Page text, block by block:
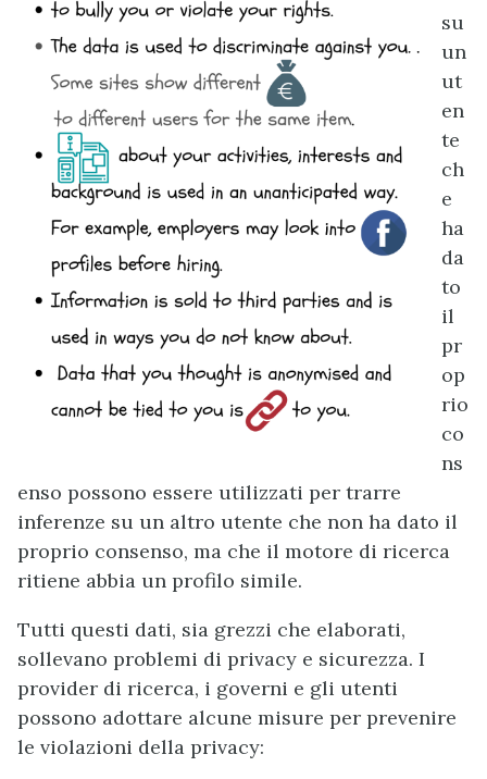
su
un
ut
en
te
ch
e
ha
da
to
il
pr
op
rio
co
ns
enso possono essere utilizzati per trarre
inferenze su un altro utente che non ha dato il
proprio consenso, ma che il motore di ricerca
ritiene abbia un profilo simile.
Tutti questi dati, sia grezzi che elaborati,
sollevano problemi di privacy e sicurezza. I
provider di ricerca, i governi e gli utenti
possono adottare alcune misure per prevenire
le violazioni della privacy: